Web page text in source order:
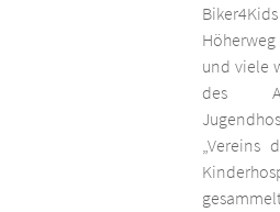
und viele
des
„Vereins